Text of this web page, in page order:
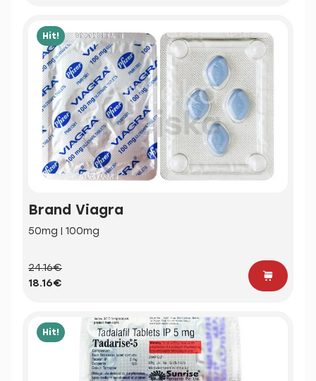
Hit!
Brand Viagra
50mg | 100mg
24.16€
18.16€
Hit!